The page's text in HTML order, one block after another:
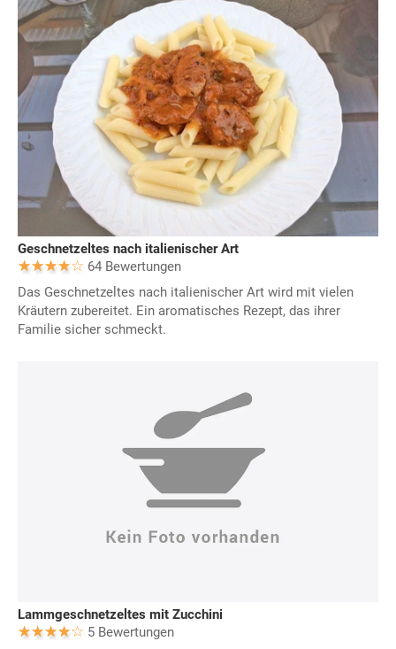
Geschnetzeltes nach italienischer Art
64 Bewertungen
Das Geschnetzeltes nach italienischer Art wird mit vielen
Kräutern zubereitet. Ein aromatisches Rezept, das ihrer
Familie sicher schmeckt.
Lammgeschnetzeltes mit Zucchini
5 Bewertungen